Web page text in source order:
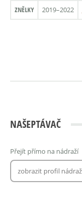
ZNĚLKY 2019–2022
NAŠEPTÁVAČ
Přejít přímo na nádraží